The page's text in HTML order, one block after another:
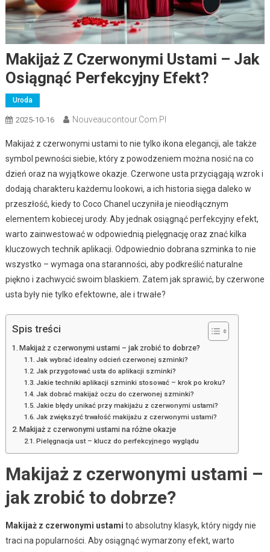
Makijaż Z Czerwonymi Ustami – Jak
Osiągnąć Perfekcyjny Efekt?
Uroda
2025-10-16 Nouveaucontour.com.pl
Makijaż z czerwonymi ustami to nie tylko ikona elegancji, ale także
symbol pewności siebie, który z powodzeniem można nosić na co
dzień oraz na wyjątkowe okazje. Czerwone usta przyciągają wzrok i
dodają charakteru każdemu lookowi, a ich historia sięga daleko w
przeszłość, kiedy to Coco Chanel uczyniła je nieodłącznym
elementem kobiecej urody. Aby jednak osiągnąć perfekcyjny efekt,
warto zainwestować w odpowiednią pielęgnację oraz znać kilka
kluczowych technik aplikacji. Odpowiednio dobrana szminka to nie
wszystko – wymaga ona staranności, aby podkreślić naturalne
piękno i zachwycić swoim blaskiem. Zatem jak sprawić, by czerwone
usta były nie tylko efektowne, ale i trwałe?
Spis treści
Makijaż z czerwonymi ustami – jak zrobić to dobrze?
Jak wybrać idealny odcień czerwonej szminki?
Jak przygotować usta do aplikacji szminki?
Jakie techniki aplikacji szminki stosować – krok po kroku?
Jak dobrać makijaż oczu do czerwonej szminki?
Jakie błędy unikać przy makijażu z czerwonymi ustami?
Jak zwiększyć trwałość makijażu z czerwonymi ustami?
Makijaż z czerwonymi ustami na różne okazje
Pielęgnacja ust – klucz do perfekcyjnego wyglądu
Makijaż z czerwonymi ustami –
jak zrobić to dobrze?
Makijaż z czerwonymi ustami to absolutny klasyk, który nigdy nie
traci na popularności. Aby osiągnąć wymarzony efekt, warto